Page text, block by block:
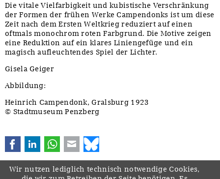
Die vitale Vielfarbigkeit und kubistische Verschränkung
der Formen der frühen Werke Campendonks ist um diese
Zeit nach dem Ersten Weltkrieg reduziert auf einen
oftmals monochrom roten Farbgrund. Die Motive zeigen
eine Reduktion auf ein klares Liniengefüge und ein
magisch aufleuchtendes Spiel der Lichter.
Gisela Geiger
Abbildung:
Heinrich Campendonk, Gralsburg 1923
© Stadtmuseum Penzberg
FacebookLinkedInWhatsApp
E-mail
Wir nutzen lediglich technisch notwendige Cookies,